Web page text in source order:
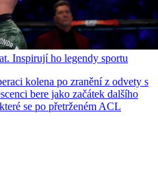
Inspirují ho legendy sportu
kolena po zranění z odvety s
bere jako začátek dalšího
se po přetrženém ACL